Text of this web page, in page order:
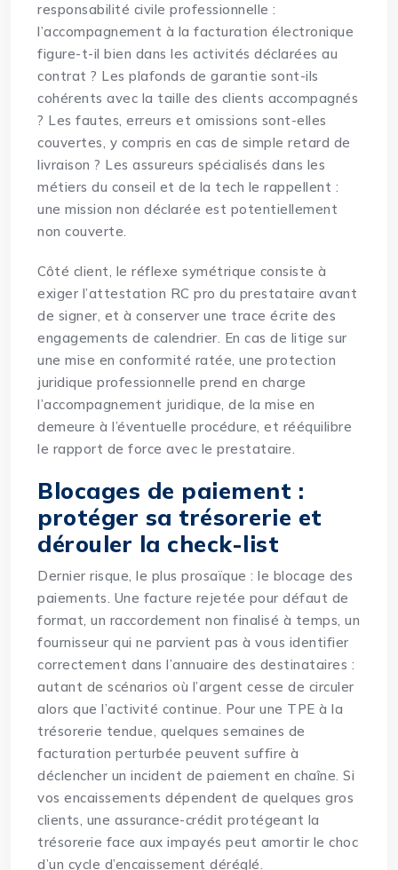
responsabilité civile professionnelle :
l’accompagnement à la facturation électronique
figure-t-il bien dans les activités déclarées au
contrat ? Les plafonds de garantie sont-ils
cohérents avec la taille des clients accompagnés
? Les fautes, erreurs et omissions sont-elles
couvertes, y compris en cas de simple retard de
livraison ? Les assureurs spécialisés dans les
métiers du conseil et de la tech le rappellent :
une mission non déclarée est potentiellement
non couverte.
Côté client, le réflexe symétrique consiste à
exiger l’attestation RC pro du prestataire avant
de signer, et à conserver une trace écrite des
engagements de calendrier. En cas de litige sur
une mise en conformité ratée, uneprotection
juridique professionnelle prend en charge
l’accompagnement juridique, de la mise en
demeure à l’éventuelle procédure, et rééquilibre
le rapport de force avec le prestataire.
Blocages de paiement :
protéger sa trésorerie et
dérouler la check-list
Dernier risque, le plus prosaïque : le blocage des
paiements. Une facture rejetée pour défaut de
format, un raccordement non finalisé à temps, un
fournisseur qui ne parvient pas à vous identifier
correctement dans l’annuaire des destinataires :
autant de scénarios où l’argent cesse de circuler
alors que l’activité continue. Pour une TPE à la
trésorerie tendue, quelques semaines de
facturation perturbée peuvent suffire à
déclencher un incident de paiement en chaîne. Si
vos encaissements dépendent de quelques gros
clients, une assurance-crédit protégeant la
trésorerie face aux impayés peut amortir le choc
d’un cycle d’encaissement déréglé.